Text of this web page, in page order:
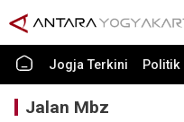
Jogja Terkini Politik
Jalan Mbz